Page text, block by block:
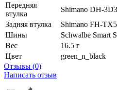
Передняя
втулка
Shimano DH-
Задняя втулка
Shimano FH-
Шины
Schwalbe Smart
Вес
16.5 г
Цвет
green_n_black
Отзывы (0)
Написать отзыв